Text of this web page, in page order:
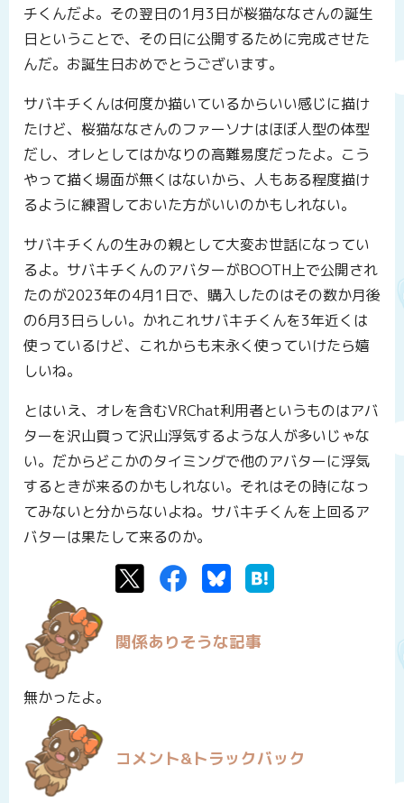
チくんだよ。その翌日の1月3日が桜猫ななさんの誕生
日ということで、その日に公開するために完成させた
んだ。お誕生日おめでとうございます。
サバキチくんは何度か描いているからいい感じに描け
たけど、桜猫ななさんのファーソナはほぼ人型の体型
だし、オレとしてはかなりの高難易度だったよ。こう
やって描く場面が無くはないから、人もある程度描け
るように練習しておいた方がいいのかもしれない。
サバキチくんの生みの親として大変お世話になってい
るよ。サバキチくんのアバターがBOOTH上で公開され
たのが2023年の4月1日で、購入したのはその数か月後
の6月3日らしい。かれこれサバキチくんを3年近くは
使っているけど、これからも末永く使っていけたら嬉
しいね。
とはいえ、オレを含むVRChat利用者というものはアバ
ターを沢山買って沢山浮気するような人が多いじゃな
い。だからどこかのタイミングで他のアバターに浮気
するときが来るのかもしれない。それはその時になっ
てみないと分からないよね。サバキチくんを上回るア
バターは果たして来るのか。
TwitterFacebookBluesky
関係ありそうな記事
無かったよ。
コメント&トラックバック